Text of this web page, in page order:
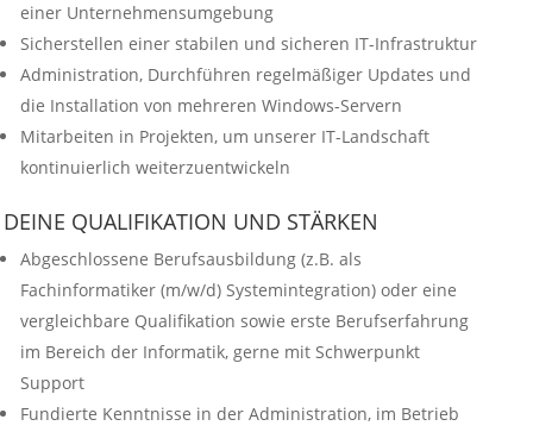
einer Unternehmensumgebung
Sicherstellen einer stabilen und sicheren IT-Infrastruktur
Administration, Durchführen regelmäßiger Updates und
die Installation von mehreren Windows-Servern
Mitarbeiten in Projekten, um unserer IT-Landschaft
kontinuierlich weiterzuentwickeln
DEINE QUALIFIKATION UND STÄRKEN
Abgeschlossene Berufsausbildung (z.B. als
Fachinformatiker (m/w/d) Systemintegration) oder eine
vergleichbare Qualifikation sowie erste Berufserfahrung
im Bereich der Informatik, gerne mit Schwerpunkt
Support
Fundierte Kenntnisse in der Administration, im Betrieb